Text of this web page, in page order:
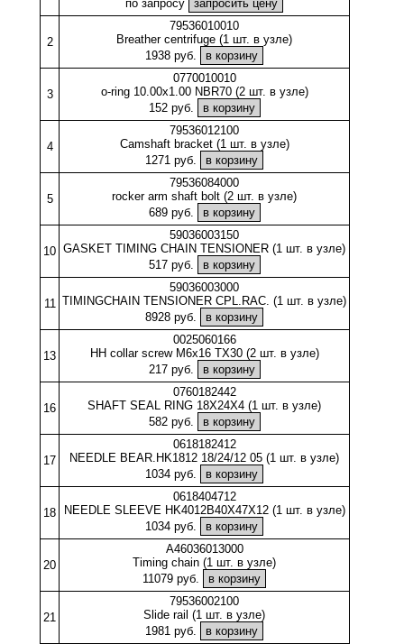
по запросу
2
79536010010
Breather centrifuge (1 шт. в узле)
1938 руб.
3
0770010010
o-ring 10.00x1.00 NBR70 (2 шт. в узле)
152 руб.
4
79536012100
Camshaft bracket (1 шт. в узле)
1271 руб.
5
79536084000
rocker arm shaft bolt (2 шт. в узле)
689 руб.
10
59036003150
GASKET TIMING CHAIN TENSIONER (1 шт. в узле)
517 руб.
11
59036003000
TIMINGCHAIN TENSIONER CPL.RAC. (1 шт. в узле)
8928 руб.
13
0025060166
HH collar screw M6x16 TX30 (2 шт. в узле)
217 руб.
16
0760182442
SHAFT SEAL RING 18X24X4 (1 шт. в узле)
582 руб.
17
0618182412
NEEDLE BEAR.HK1812 18/24/12 05 (1 шт. в узле)
1034 руб.
18
0618404712
NEEDLE SLEEVE HK4012B40X47X12 (1 шт. в узле)
1034 руб.
20
A46036013000
Timing chain (1 шт. в узле)
11079 руб.
21
79536002100
Slide rail (1 шт. в узле)
1981 руб.